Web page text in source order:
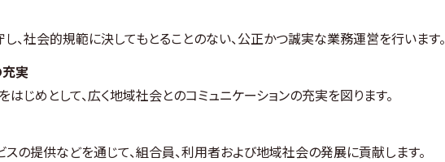
、社会的規範に決してもとることのない、公正かつ誠実な業務運営を行います。
実
じめとして、広く地域社会とのコミュニケーションの充実を図ります。
の提供などを通じて、組合員、利用者および地域社会の発展に貢献します。